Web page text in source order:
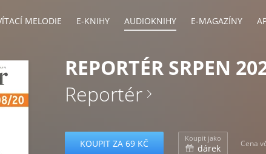
MELODIE E-KNIHY AUDIOKNIHY E-MAGAZÍNY
REPORTÉR SRPEN
Reportér
KOUPIT ZA 69 KČ Koupit jako
dárek Cena